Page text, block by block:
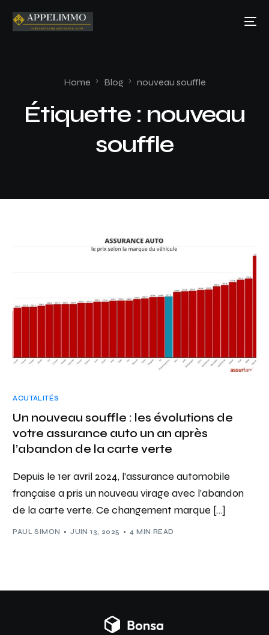
Home Blog nouveau souffle
Étiquette : nouveau
souffle
ACUTALITÉS
Un nouveau souffle : les évolutions de
votre assurance auto un an après
l’abandon de la carte verte
Depuis le 1er avril 2024, l’assurance automobile
française a pris un nouveau virage avec l’abandon
de la carte verte. Ce changement marque […]
PAUL SIMON JUIN 13, 2025 4 MIN READ